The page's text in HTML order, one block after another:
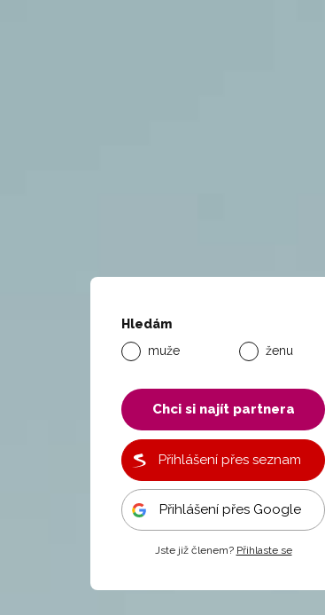
Hledám
muže
ženu
Chci si najít partnera
Přihlášení přes seznam
Přihlášení přes Google
Jste již členem? Přihlaste se